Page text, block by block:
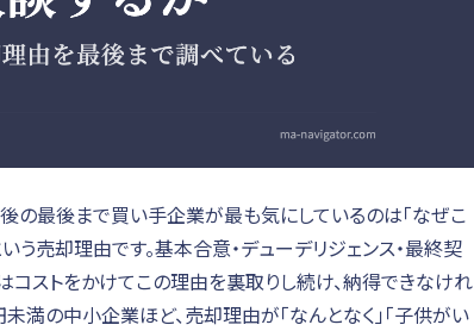
の最後まで買い手企業が最も気にしているのは「なぜこ
う売却理由です。基本合意・デューデリジェンス・最終契
コストをかけてこの理由を裏取りし続け、納得できなけれ
満の中小企業ほど、売却理由が「なんとなく」「子供がい